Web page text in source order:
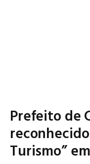
Prefeito de
Turismo”